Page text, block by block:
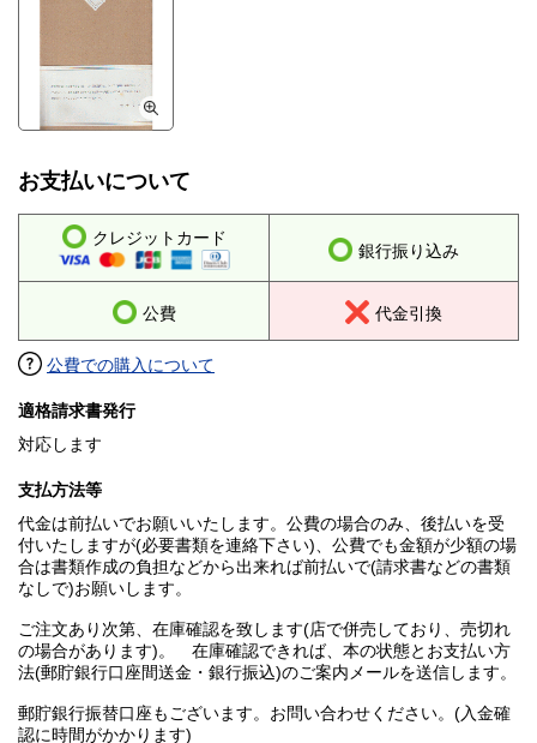
お支払いについて
クレジットカード
銀行振り込み
公費 代金引換
公費での購入について
適格請求書発行
対応します
支払方法等
代金は前払いでお願いいたします。公費の場合のみ、後払いを受
付いたしますが(必要書類を連絡下さい)、公費でも金額が少額の場
合は書類作成の負担などから出来れば前払いで(請求書などの書類
なしで)お願いします。
ご注文あり次第、在庫確認を致します(店で併売しており、売切れ
の場合があります)。 在庫確認できれば、本の状態とお支払い方
法(郵貯銀行口座間送金・銀行振込)のご案内メールを送信します。
郵貯銀行振替口座もございます。お問い合わせください。(入金確
認に時間がかかります)